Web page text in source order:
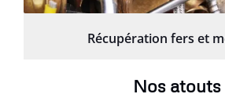
Récupération fers et
Nos atouts